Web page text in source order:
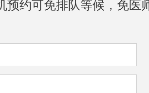
网”、“健康160”等应用提
打医院预约电话，咨询挂
预约可免排队等候，免医